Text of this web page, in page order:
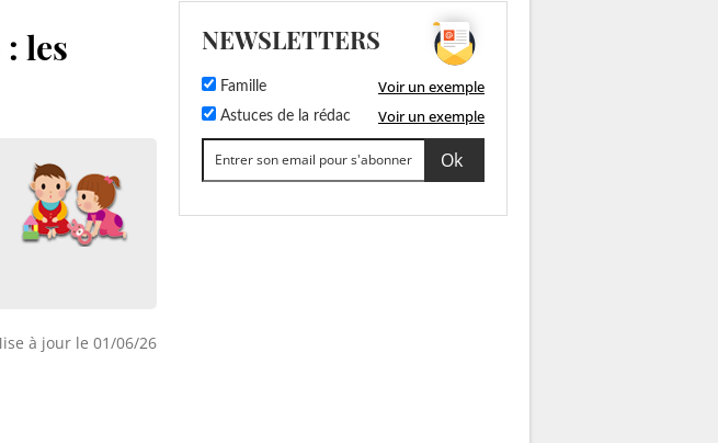
les
à jour le 01/06/26
NEWSLETTERS
Famille Voir un exemple
Astuces de la rédac Voir un exemple